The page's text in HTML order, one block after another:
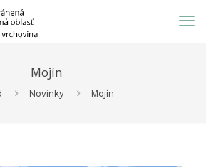
Mojín
Novinky Mojín